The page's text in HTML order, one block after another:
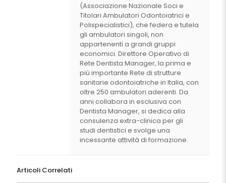
(Associazione Nazionale Soci e
Titolari Ambulatori Odontoiatrici e
Polispecialistici), che federa e tutela
gli ambulatori singoli, non
appartenenti a grandi gruppi
economici. Direttore Operativo di
Rete Dentista Manager, la prima e
più importante Rete di strutture
sanitarie odontoiatriche in Italia, con
oltre 250 ambulatori aderenti. Da
anni collabora in esclusiva con
Dentista Manager, si dedica alla
consulenza extra-clinica per gli
studi dentistici e svolge una
incessante attività di formazione.
Articoli Correlati